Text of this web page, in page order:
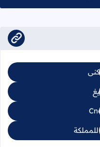
للمملكة